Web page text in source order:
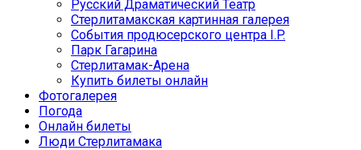
Русский Драматический Театр
Стерлитамакская картинная галерея
События продюсерского центра I.P.
Парк Гагарина
Стерлитамак-Арена
Купить билеты онлайн
Фотогалерея
Погода
Онлайн билеты
Люди Стерлитамака